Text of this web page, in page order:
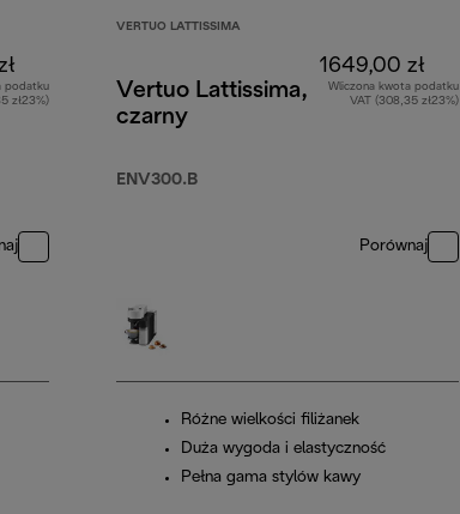
podatku
zł23%)
VERTUO LATTISSIMA
Vertuo Lattissima,
czarny
ENV300.B
1649,00 zł
Wliczona kwota podatku
VAT (308,35 zł23%)
Porównaj
Różne wielkości filiżanek
Duża wygoda i elastyczność
Pełna gama stylów kawy